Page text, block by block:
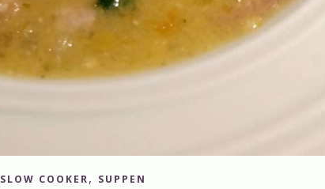
SLOW COOKER, SUPPEN